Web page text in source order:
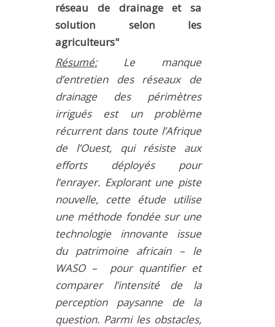
THESES
WORKING PAPERS
THEMATIC NOTES
FOR THE PUBLIC
réseau de drainage et sa
solution selon les
agriculteurs"
Résumé:Le manque
d’entretien des réseaux de
drainage des périmètres
irrigués est un problème
récurrent dans toute l’Afrique
de l’Ouest, qui résiste aux
efforts déployés pour
l’enrayer. Explorant une piste
nouvelle, cette étude utilise
une méthode fondée sur une
technologie innovante issue
du patrimoine africain – le
WASO – pour quantifier et
comparer l’intensité de la
perception paysanne de la
question. Parmi les obstacles,